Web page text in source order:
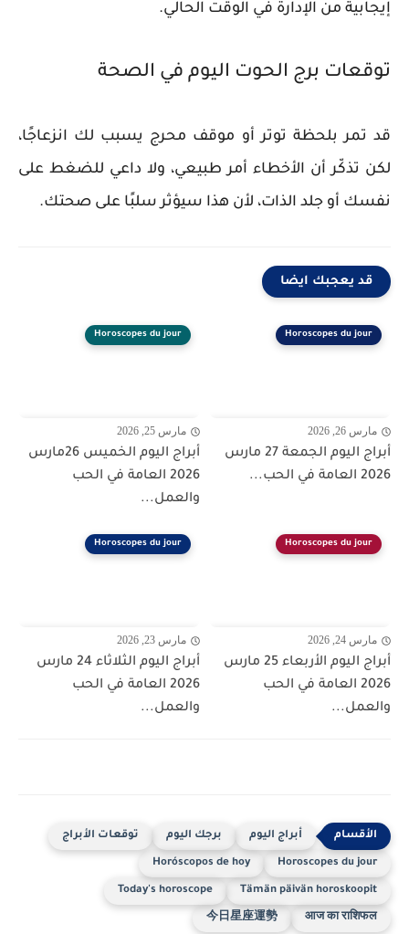
إيجابية من الإدارة في الوقت الحالي.
توقعات برج الحوت اليوم في الصحة
قد تمر بلحظة توتر أو موقف محرج يسبب لك انزعاجًا،
لكن تذكّر أن الأخطاء أمر طبيعي، ولا داعي للضغط على
نفسك أو جلد الذات، لأن هذا سيؤثر سلبًا على صحتك.
قد يعجبك ايضا
Horoscopes du jour
مارس 26, 2026
أبراج اليوم الجمعة 27 مارس
2026 العامة في الحب...
Horoscopes du jour
مارس 25, 2026
أبراج اليوم الخميس 26مارس
2026 العامة في الحب
والعمل...
Horoscopes du jour
مارس 24, 2026
أبراج اليوم الأربعاء 25 مارس
2026 العامة في الحب
والعمل...
Horoscopes du jour
مارس 23, 2026
أبراج اليوم الثلاثاء 24 مارس
2026 العامة في الحب
والعمل...
أبراج اليوم برجك اليوم توقعات الأبراج
Horoscopes du jour
Horóscopos de hoy
Tämän päivän horoskoopit
Today's horoscope
आज का राशिफल
今日星座運勢